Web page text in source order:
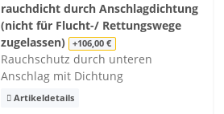
rauchdicht durch Anschlagdichtung
(nicht für Flucht-/ Rettungswege
zugelassen) +106,00 €
Rauchschutz durch unteren
Anschlag mit Dichtung
Artikeldetails